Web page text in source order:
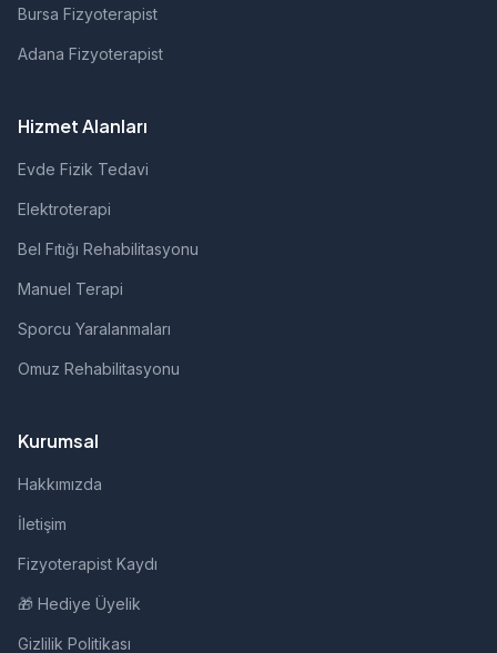
Bursa Fizyoterapist
Adana Fizyoterapist
Hizmet Alanları
Evde Fizik Tedavi
Elektroterapi
Bel Fıtığı Rehabilitasyonu
Manuel Terapi
Sporcu Yaralanmaları
Omuz Rehabilitasyonu
Kurumsal
Hakkımızda
İletişim
Fizyoterapist Kaydı
🎁 Hediye Üyelik
Gizlilik Politikası